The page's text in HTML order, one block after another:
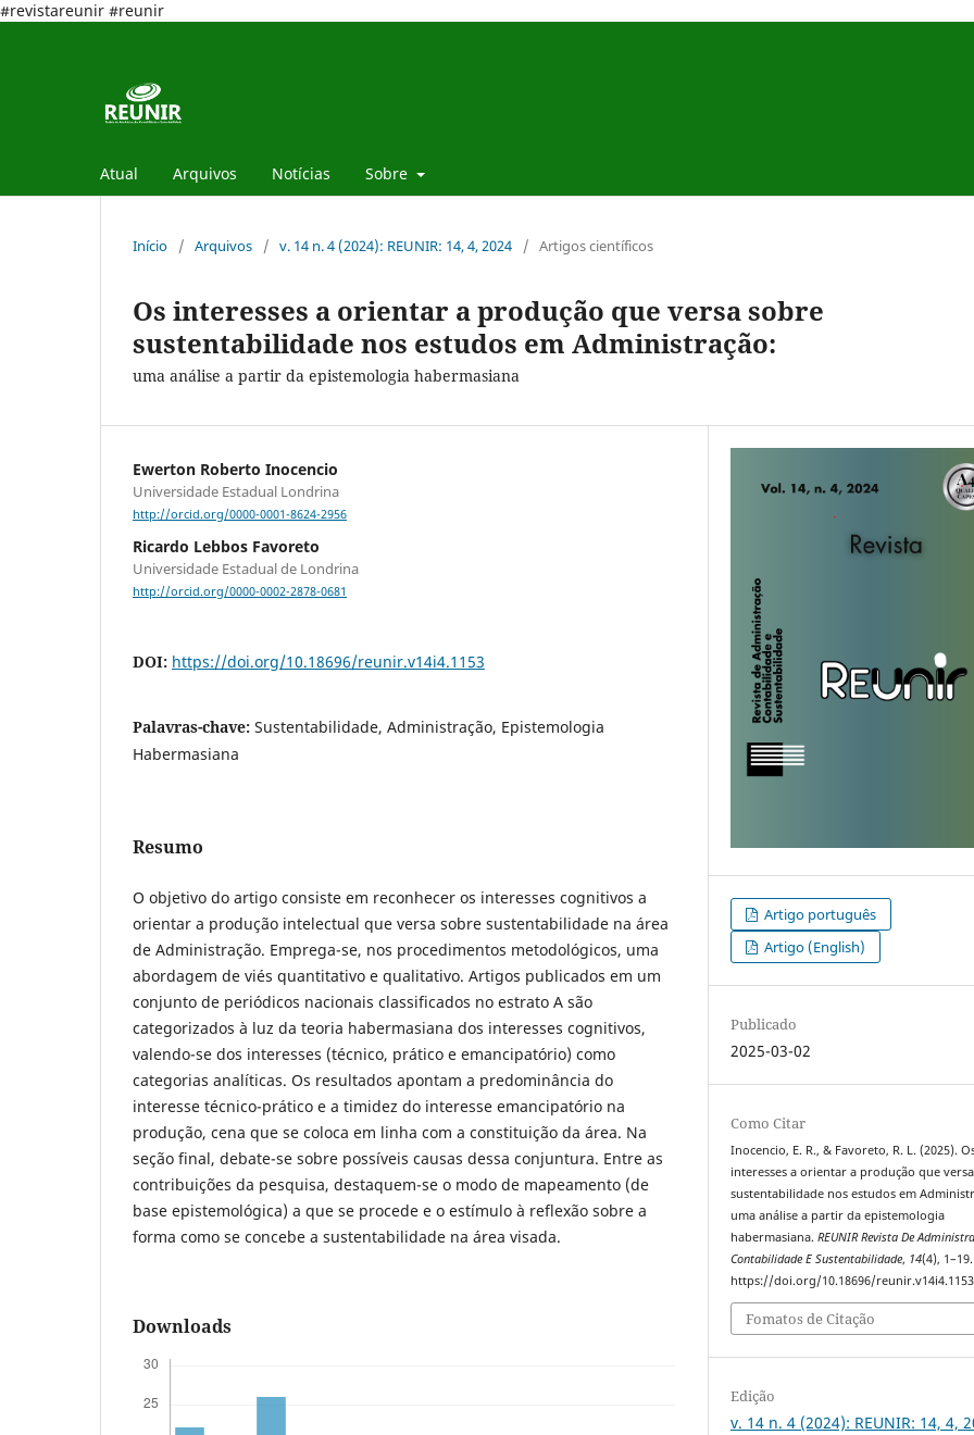
#revistareunir #reunir
Atual Arquivos Notícias Sobre
Início / Arquivos / v. 14 n. 4 (2024): REUNIR: 14, 4, 2024 / Artigos científicos
Os interesses a orientar a produção que versa sobre
sustentabilidade nos estudos em Administração:
uma análise a partir da epistemologia habermasiana
Ewerton Roberto Inocencio
Universidade Estadual Londrina
http://orcid.org/0000-0001-8624-2956
Ricardo Lebbos Favoreto
Universidade Estadual de Londrina
http://orcid.org/0000-0002-2878-0681
DOI: https://doi.org/10.18696/reunir.v14i4.1153
Palavras-chave: Sustentabilidade, Administração, Epistemologia
Habermasiana
Resumo
O objetivo do artigo consiste em reconhecer os interesses cognitivos a
orientar a produção intelectual que versa sobre sustentabilidade na área
de Administração. Emprega-se, nos procedimentos metodológicos, uma
abordagem de viés quantitativo e qualitativo. Artigos publicados em um
conjunto de periódicos nacionais classificados no estrato A são
categorizados à luz da teoria habermasiana dos interesses cognitivos,
valendo-se dos interesses (técnico, prático e emancipatório) como
categorias analíticas. Os resultados apontam a predominância do
interesse técnico-prático e a timidez do interesse emancipatório na
produção, cena que se coloca em linha com a constituição da área. Na
seção final, debate-se sobre possíveis causas dessa conjuntura. Entre as
contribuições da pesquisa, destaquem-se o modo de mapeamento (de
base epistemológica) a que se procede e o estímulo à reflexão sobre a
forma como se concebe a sustentabilidade na área visada.
Downloads
Artigo português
Artigo (English)
Publicado
2025-03-02
Como Citar
Inocencio, E. R., & Favoreto, R. L. (2025).
interesses a orientar a produção que
sustentabilidade nos estudos em
uma análise a partir da epistemologia
habermasiana.REUNIR Revista De
Contabilidade E Sustentabilidade, 14(4), 1–19.
https://doi.org/10.18696/reunir.v14i4.1153
Fomatos de Citação
Edição
v. 14 n. 4 (2024): REUNIR: 14, 4,